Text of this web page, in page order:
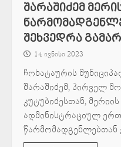
შარაშიძემ
შეხვედრა
14 ივნისი 2023
ჩოხატაურის
შარაშიძემ, პირველ
კუტუბიძესთან,
ადმინისტრაციულ
წარმომადგენლებთან